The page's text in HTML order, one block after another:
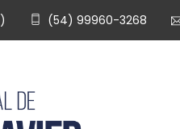
(54) 99960-3268